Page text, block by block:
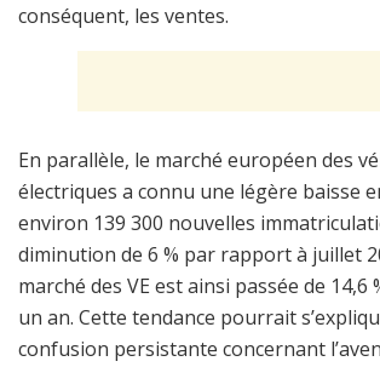
conséquent, les ventes.
En parallèle, le marché européen des
électriques a connu une légère baisse
environ 139 300 nouvelles
diminution de 6 % par rapport à juillet
marché des VE est ainsi passée de 14,6
un an. Cette tendance pourrait
confusion persistante concernant